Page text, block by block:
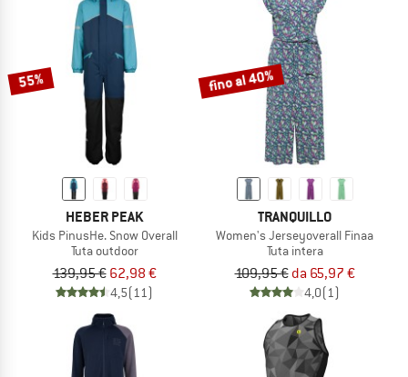
55%
HEBER PEAK
Kids PinusHe. Snow Overall
Tuta outdoor
139,95 € 62,98 €
4,5(11)
fino al 40%
TRANQUILLO
Women's Jerseyoverall Finaa
Tuta intera
109,95 € da 65,97 €
4,0(1)